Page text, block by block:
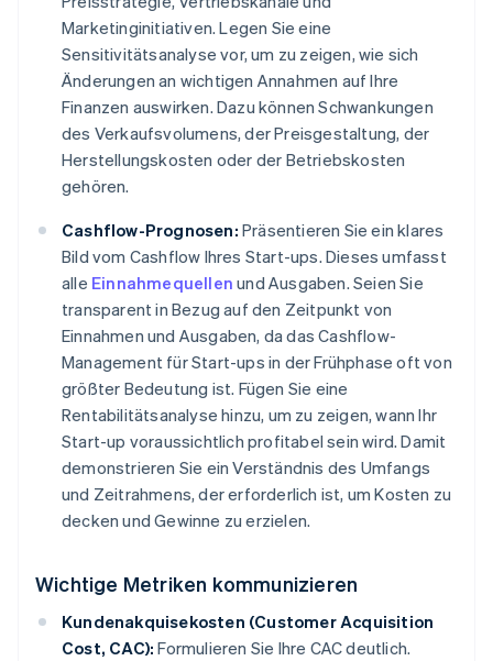
Marketinginitiativen. Legen Sie eine
Sensitivitätsanalyse vor, um zu zeigen, wie sich
Änderungen an wichtigen Annahmen auf Ihre
Finanzen auswirken. Dazu können Schwankungen
des Verkaufsvolumens, der Preisgestaltung, der
Herstellungskosten oder der Betriebskosten
gehören.
Cashflow-Prognosen: Präsentieren Sie ein klares
Bild vom Cashflow Ihres Start-ups. Dieses umfasst
alle Einnahmequellen und Ausgaben. Seien Sie
transparent in Bezug auf den Zeitpunkt von
Einnahmen und Ausgaben, da das Cashflow-
Management für Start-ups in der Frühphase oft von
größter Bedeutung ist. Fügen Sie eine
Rentabilitätsanalyse hinzu, um zu zeigen, wann Ihr
Start-up voraussichtlich profitabel sein wird. Damit
demonstrieren Sie ein Verständnis des Umfangs
und Zeitrahmens, der erforderlich ist, um Kosten zu
decken und Gewinne zu erzielen.
Wichtige Metriken kommunizieren
Kundenakquisekosten (Customer Acquisition
Cost, CAC): Formulieren Sie Ihre CAC deutlich.